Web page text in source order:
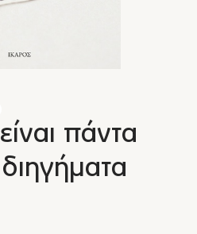
πάντα